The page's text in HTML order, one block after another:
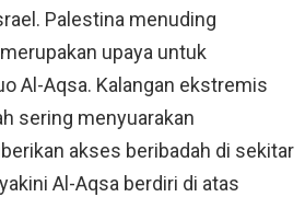
Palestina menuding
upaya untuk
Al-Aqsa. Kalangan ekstremis
sering menyuarakan
akses beribadah di sekitar
Al-Aqsa berdiri di atas